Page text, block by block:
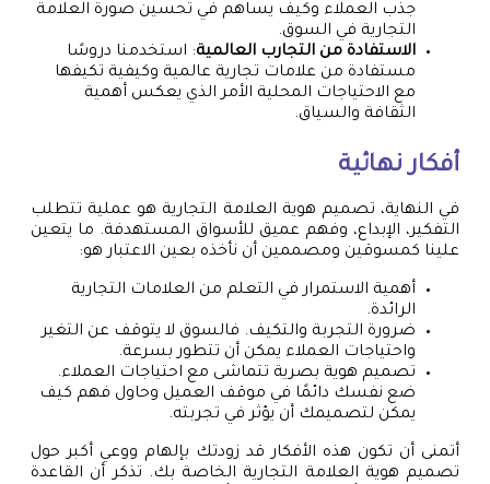
جذب العملاء وكيف يساهم في تحسين صورة العلامة
التجارية في السوق.
الاستفادة من التجارب العالمية: استخدمنا دروسًا
مستفادة من علامات تجارية عالمية وكيفية تكيفها
مع الاحتياجات المحلية الأمر الذي يعكس أهمية
الثقافة والسياق.
أفكار نهائية
في النهاية، تصميم هوية العلامة التجارية هو عملية تتطلب
التفكير، الإبداع، وفهم عميق للأسواق المستهدفة. ما يتعين
علينا كمسوقين ومصممين أن نأخذه بعين الاعتبار هو:
أهمية الاستمرار في التعلم من العلامات التجارية
الرائدة.
ضرورة التجربة والتكيف. فالسوق لا يتوقف عن التغير
واحتياجات العملاء يمكن أن تتطور بسرعة.
تصميم هوية بصرية تتماشى مع احتياجات العملاء.
ضع نفسك دائمًا في موقف العميل وحاول فهم كيف
يمكن لتصميمك أن يؤثر في تجربته.
أتمنى أن تكون هذه الأفكار قد زودتك بإلهام ووعي أكبر حول
تصميم هوية العلامة التجارية الخاصة بك. تذكر أن القاعدة